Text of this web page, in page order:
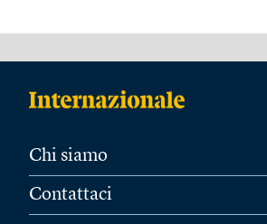
Chi siamo
Contattaci